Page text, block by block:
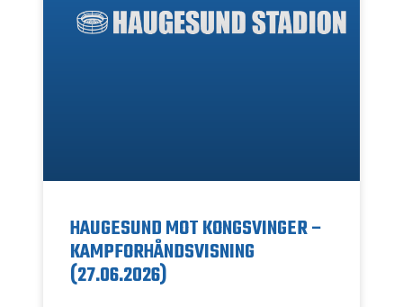
HAUGESUND MOT KONGSVINGER –
KAMPFORHÅNDSVISNING
(27.06.2026)